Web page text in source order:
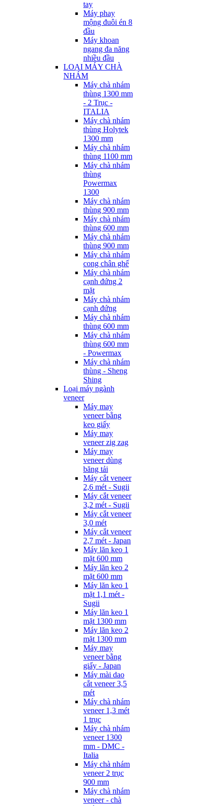
tay
Máy phay
mộng đuôi én 8
đầu
Máy khoan
ngang đa năng
nhiều đầu
LOẠI MÁY CHÀ
NHÁM
Máy chà nhám
thùng 1300 mm
- 2 Trục -
ITALIA
Máy chà nhám
thùng Holytek
1300 mm
Máy chà nhám
thùng 1100 mm
Máy chà nhám
thùng
Powermax
1300
Máy chà nhám
thùng 900 mm
Máy chà nhám
thùng 600 mm
Máy chà nhám
thùng 900 mm
Máy chà nhám
cong chân ghế
Máy chà nhám
cạnh đứng 2
mặt
Máy chà nhám
cạnh đứng
Máy chà nhám
thùng 600 mm
Máy chà nhám
thùng 600 mm
- Powermax
Máy chà nhám
thùng - Sheng
Shing
Loại máy ngành
veneer
Máy may
veneer bằng
keo giấy
Máy may
veneer zig zag
Máy may
veneer dùng
băng tải
Máy cắt veneer
2,6 mét - Sugii
Máy cắt veneer
3,2 mét - Sugii
Máy cắt veneer
3,0 mét
Máy cắt veneer
2,7 mét - Japan
Máy lăn keo 1
mặt 600 mm
Máy lăn keo 2
mặt 600 mm
Máy lăn keo 1
mặt 1,1 mét -
Sugii
Máy lăn keo 1
mặt 1300 mm
Máy lăn keo 2
mặt 1300 mm
Máy may
veneer bằng
giấy - Japan
Máy mài dao
cắt veneer 3,5
mét
Máy chà nhám
veneer 1,3 mét
1 trục
Máy chà nhám
veneer 1300
mm - DMC -
Italia
Máy chà nhám
veneer 2 trục
900 mm
Máy chà nhám
veneer - chà